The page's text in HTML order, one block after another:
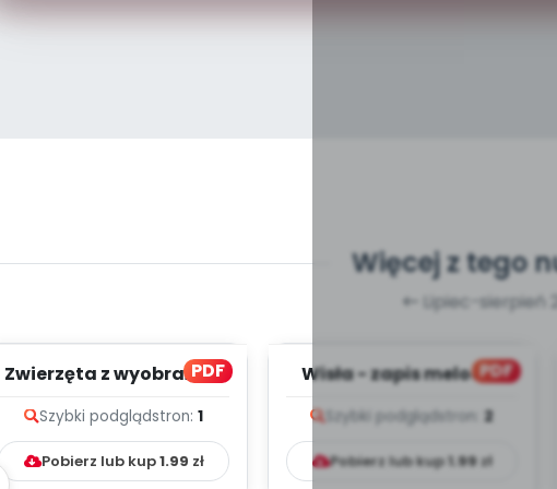
Więcej z tego
Lipiec-sierpień
PDF
Zwierzęta z wyobraźni -
Szybki podglądstron: 1
Pobierz lub kup1.99 zł
PDF
Wisła - zapis melodii i
Szybki podglądstron: 2
Pobierz lub kup1.99zł